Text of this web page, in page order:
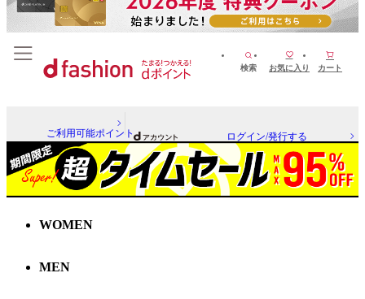
検索 お気に入り カート
ご利用可能ポイント ログイン/発行する
WOMEN
MEN